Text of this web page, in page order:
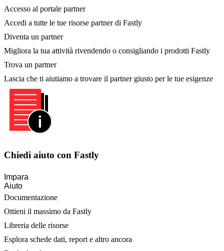
Accesso al portale partner
Accedi a tutte le tue risorse partner di Fastly
Diventa un partner
Migliora la tua attività rivendendo o consigliando i prodotti Fastly
Trova un partner
Lascia che ti aiutiamo a trovare il partner giusto per le tue esigenze
Chiedi aiuto con Fastly
Impara
Aiuto
Documentazione
Ottieni il massimo da Fastly
Libreria delle risorse
Esplora schede dati, report e altro ancora